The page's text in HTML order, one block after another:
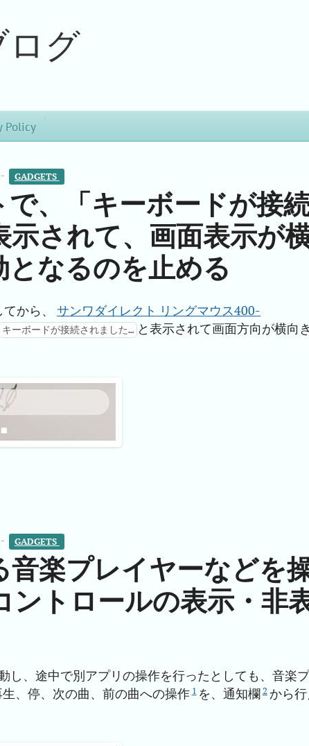
ログ
Policy
GADGETS
、「キーボードが接
されて、画面表示が
なるのを止める
から、 サンワダイレクト リングマウス400-
キーボードが接続されました… と表示されて画面方向が横向
GADGETS
楽プレイヤーなどを
ントロールの表示・非
し、途中で別アプリの操作を行ったとしても、音楽プ
、停、次の曲、前の曲への操作 1 を、通知欄2 から